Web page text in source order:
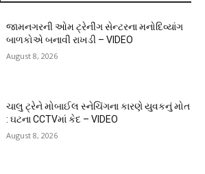
જામનગરની ઓમ ટ્રેનીંગ સેન્ટરના મનોદિવ્યાંગ
બાળકોએ બનાવી રાખડી – VIDEO
August 8, 2026
ચાલુ ટ્રેને મોબાઈલ સ્નેચિંગના કારણે યુવકનું મોત
: ઘટના CCTVમાં કેદ – VIDEO
August 8, 2026